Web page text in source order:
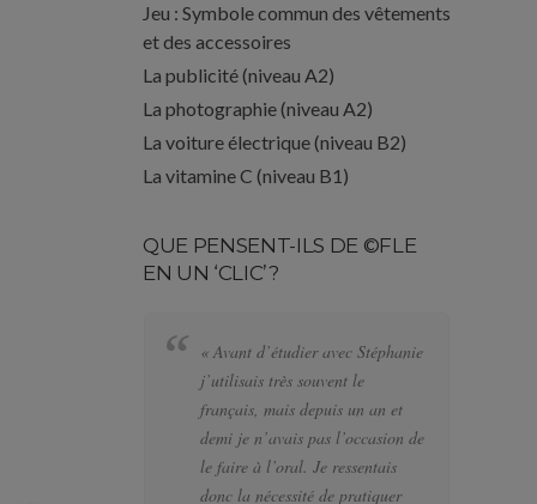
Jeu : Symbole commun des vêtements
et des accessoires
La publicité (niveau A2)
La photographie (niveau A2)
La voiture électrique (niveau B2)
La vitamine C (niveau B1)
QUE PENSENT-ILS DE ©FLE
EN UN ‘CLIC’?
« Avant d’étudier avec Stéphanie
j’utilisais très souvent le
français, mais depuis un an et
demi je n’avais pas l’occasion de
le faire à l’oral. Je ressentais
donc la nécessité de pratiquer